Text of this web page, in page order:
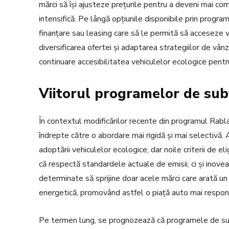
mărci să își ajusteze prețurile pentru a deveni mai
intensifică. Pe lângă opțiunile disponibile prin
finanțare sau leasing care să le permită să
diversificarea ofertei și adaptarea strategiilor de
continuare accesibilitatea vehiculelor ecologice
Viitorul programelor de
În contextul modificărilor recente din programul
îndrepte către o abordare mai rigidă și mai
adoptării vehiculelor ecologice, dar noile criterii de
că respectă standardele actuale de emisii, ci și
determinate să sprijine doar acele mărci care arată
energetică, promovând astfel o piață auto mai
Pe termen lung, se prognozează că programele de